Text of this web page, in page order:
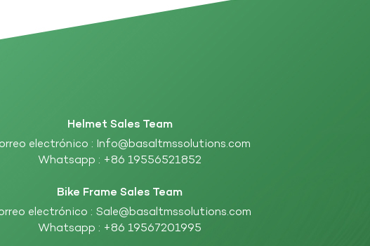
Helmet Sales Team
electrónico : Info@basaltmssolutions.com
Whatsapp : +86 19556521852
Bike Frame Sales Team
electrónico : Sale@basaltmssolutions.com
Whatsapp : +86 19567201995